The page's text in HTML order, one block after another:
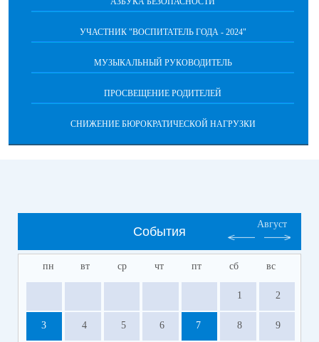
УЧАСТНИК "ВОСПИТАТЕЛЬ ГОДА - 2024"
МУЗЫКАЛЬНЫЙ РУКОВОДИТЕЛЬ
ПРОСВЕЩЕНИЕ РОДИТЕЛЕЙ
СНИЖЕНИЕ БЮРОКРАТИЧЕСКОЙ НАГРУЗКИ
События
Август
пн вт ср чт пт сб вс
1 2
3 4 5 6 7 8 9